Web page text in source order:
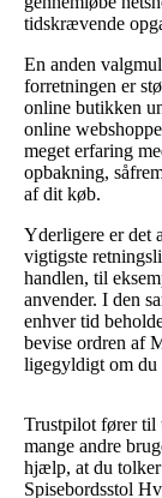
tidskrævende
En anden
forretningen er
online butikken
online
meget erfaring
opbakning,
af dit køb.
Yderligere er det
vigtigste
handlen, til
anvender. I den
enhver tid
bevise ordren af
ligegyldigt om du
Trustpilot fører til
mange andre
hjælp, at du
Spisebordsstol